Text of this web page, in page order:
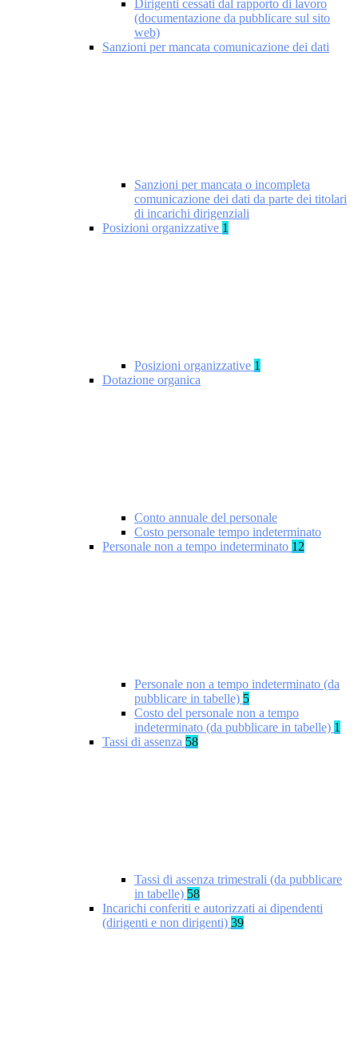
Dirigenti cessati dal rapporto di lavoro
(documentazione da pubblicare sul sito
web)
Sanzioni per mancata comunicazione dei dati
Sanzioni per mancata o incompleta
comunicazione dei dati da parte dei titolari
di incarichi dirigenziali
Posizioni organizzative 1
Posizioni organizzative 1
Dotazione organica
Conto annuale del personale
Costo personale tempo indeterminato
Personale non a tempo indeterminato 12
Personale non a tempo indeterminato (da
pubblicare in tabelle) 5
Costo del personale non a tempo
indeterminato (da pubblicare in tabelle) 1
Tassi di assenza 58
Tassi di assenza trimestrali (da pubblicare
in tabelle) 58
Incarichi conferiti e autorizzati ai dipendenti
(dirigenti e non dirigenti) 39